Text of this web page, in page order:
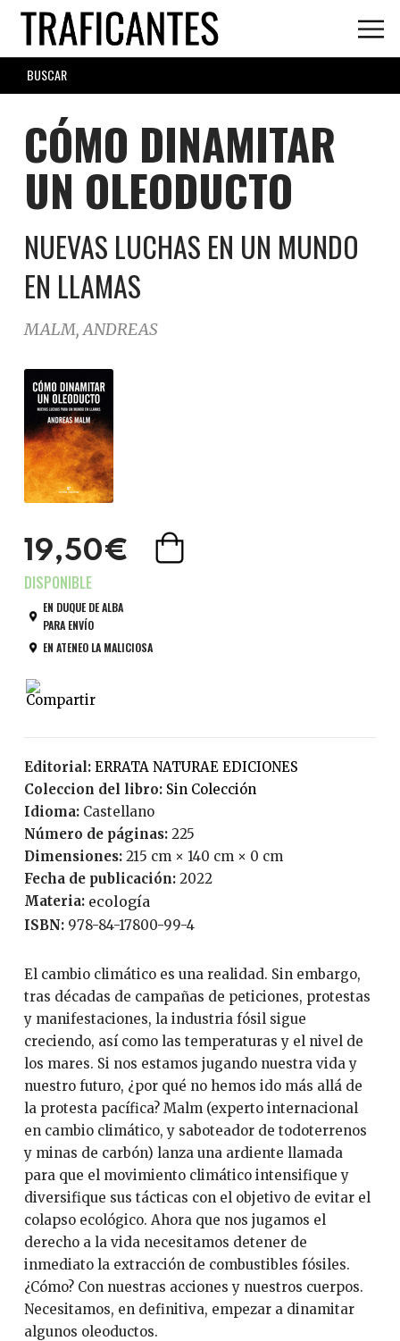
Skip
main
content
SEARCH
FORM
CÓMO DINAMITAR
UN OLEODUCTO
NUEVAS LUCHAS EN UN MUNDO
EN LLAMAS
MALM, ANDREAS
19,50€
EN DUQUE DE ALBA
PARA ENVÍO
EN ATENEO LA MALICIOSA
Editorial:
ERRATA NATURAE EDICIONES
Coleccion del libro:
Sin Colección
Idioma:
Castellano
Número de páginas:
225
Dimensiones: 215 cm × 140 cm × 0 cm
Fecha de publicación:
2022
Materia: ecología
ISBN: 978-84-17800-99-4
El cambio climático es una realidad. Sin embargo,
tras décadas de campañas de peticiones, protestas
y manifestaciones, la industria fósil sigue
creciendo, así como las temperaturas y el nivel de
los mares. Si nos estamos jugando nuestra vida y
nuestro futuro, ¿por qué no hemos ido más allá de
la protesta pacífica? Malm (experto internacional
en cambio climático, y saboteador de todoterrenos
y minas de carbón) lanza una ardiente llamada
para que el movimiento climático intensifique y
diversifique sus tácticas con el objetivo de evitar el
colapso ecológico. Ahora que nos jugamos el
derecho a la vida necesitamos detener de
inmediato la extracción de combustibles fósiles.
¿Cómo? Con nuestras acciones y nuestros cuerpos.
Necesitamos, en definitiva, empezar a dinamitar
algunos oleoductos.